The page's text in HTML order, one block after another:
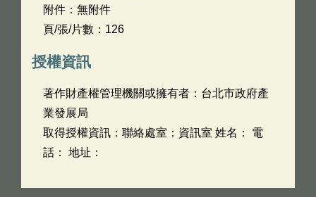
附件：無附件
頁/張/片數：126
授權資訊
著作財產權管理機關或擁有者：台北市政府產
業發展局
取得授權資訊：聯絡處室：資訊室 姓名： 電
話： 地址：